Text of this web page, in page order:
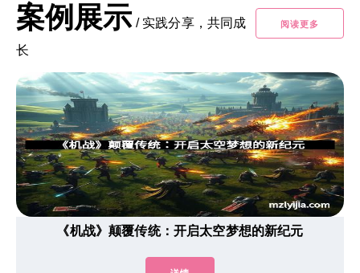
案例展示 / 实践分享，共同成
长
阅读更多
《机战》颠覆传统：开启太空梦想的新纪元